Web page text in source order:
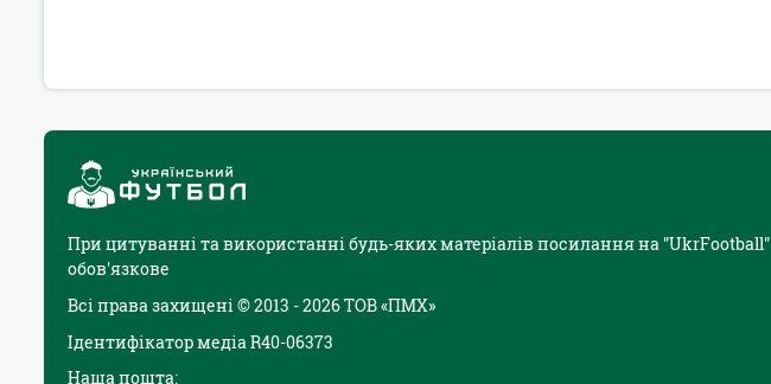
При цитуванні та використанні будь-яких матеріалів посилання на "UkrFootball"
обов'язкове
Всі права захищені © 2013 - 2026 ТОВ «ПМХ»
Ідентифікатор медіа R40-06373
Наша пошта: